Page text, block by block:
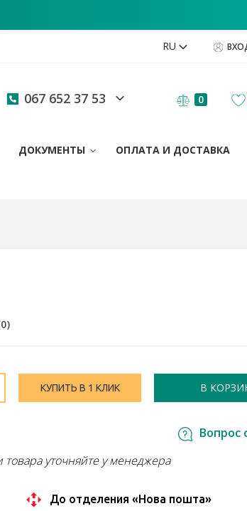
RU
067 652 37 53 0
ДОКУМЕНТЫ ОПЛАТА И ДОСТАВКА
0)
КУПИТЬ В 1 КЛИК В
Вопрос
уточняйте у менеджера
До отделения «Нова пошта»